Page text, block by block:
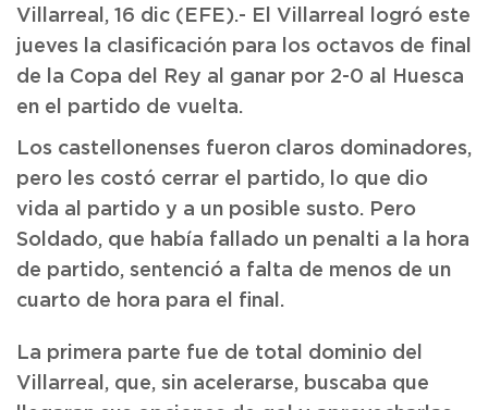
Villarreal, 16 dic (EFE).- El Villarreal logró este
jueves la clasificación para los octavos de final
de la Copa del Rey al ganar por 2-0 al Huesca
en el partido de vuelta.
Los castellonenses fueron claros dominadores,
pero les costó cerrar el partido, lo que dio
vida al partido y a un posible susto. Pero
Soldado, que había fallado un penalti a la hora
de partido, sentenció a falta de menos de un
cuarto de hora para el final.
La primera parte fue de total dominio del
Villarreal, que, sin acelerarse, buscaba que